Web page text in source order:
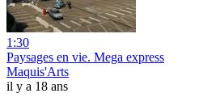
1:30
Paysages en vie. Mega express
Maquis'Arts
il y a 18 ans